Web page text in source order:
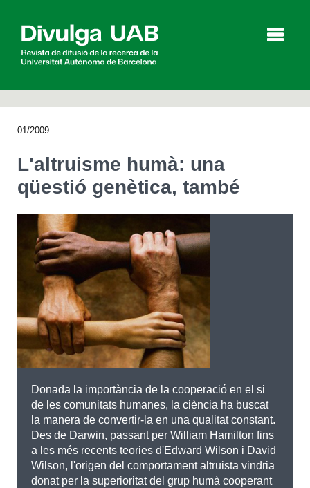
English Español
CERCAR
01/2009
L'altruisme humà: una
qüestió genètica, també
Donada la importància de la cooperació en el si
de les comunitats humanes, la ciència ha buscat
la manera de convertir-la en una qualitat constant.
Des de Darwin, passant per William Hamilton fins
a les més recents teories d'Edward Wilson i David
Wilson, l'origen del comportament altruista vindria
donat per la superioritat del grup humà cooperant